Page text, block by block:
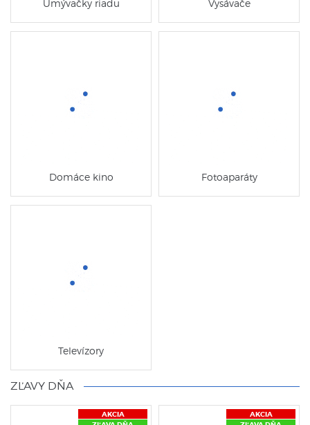
Umývačky riadu Vysávače
Domáce kino Fotoaparáty
Televízory
ZĽAVY DŇA
AKCIA
AKCIA